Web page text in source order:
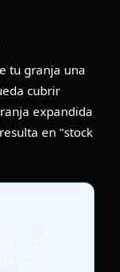
tu granja una
cubrir
expandida
en "stock